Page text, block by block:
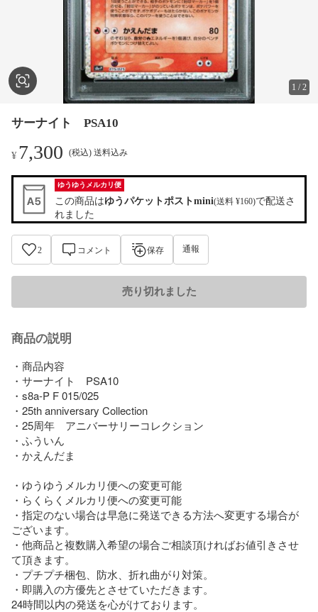
1 /2
サーナイト PSA10
¥7,300 (税込) 送料込み
ゆうゆうメルカリ便
この商品はゆうパケットポストmini(送料 ¥160)で配送さ
れました
2 コメント 保存 通報
売り切れました
商品の説明
・商品内容
・サーナイト　PSA10
・s8a-P F 015/025
・25th anniversary Collection
・25周年　アニバーサリーコレクション
・ふういん
・かえんだま
・ゆうゆうメルカリ便への変更可能
・らくらくメルカリ便への変更可能
・指定のない場合は早急に発送できる方法へ変更する場合が
ございます。
・他商品と複数購入希望の場合ご相談頂ければお値引きさせ
て頂きます。
・プチプチ梱包、防水、折れ曲がり対策。
・即購入の方優先とさせていただきます。
24時間以内の発送を心がけております。